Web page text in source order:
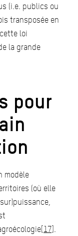
(i.e. publics ou
transposée en
loi
la grande
pour
modèle
(où elle
[17]